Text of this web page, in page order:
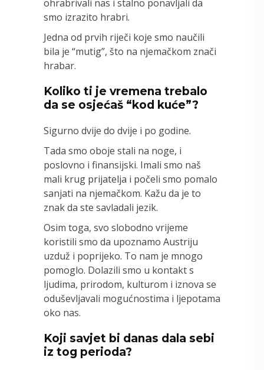
ohrabrivali nas i stalno ponavljali da
smo izrazito hrabri.
Jedna od prvih riječi koje smo naučili
bila je “mutig”, što na njemačkom znači
hrabar.
Koliko ti je vremena trebalo
da se osjećaš “kod kuće”?
Sigurno dvije do dvije i po godine.
Tada smo oboje stali na noge, i
poslovno i finansijski. Imali smo naš
mali krug prijatelja i počeli smo pomalo
sanjati na njemačkom. Kažu da je to
znak da ste savladali jezik.
Osim toga, svo slobodno vrijeme
koristili smo da upoznamo Austriju
uzduž i poprijeko. To nam je mnogo
pomoglo. Dolazili smo u kontakt s
ljudima, prirodom, kulturom i iznova se
oduševljavali mogućnostima i ljepotama
oko nas.
Koji savjet bi danas dala sebi
iz tog perioda?